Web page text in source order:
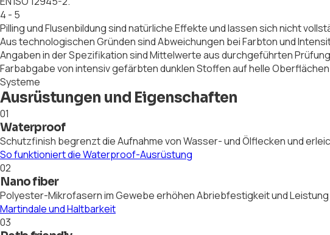
4 - 5
Pilling und Flusenbildung sind natürliche Effekte und lassen sich nicht
Aus technologischen Gründen sind Abweichungen bei Farbton und
Angaben in der Spezifikation sind Mittelwerte aus durchgeführten
Farbabgabe von intensiv gefärbten dunklen Stoffen auf helle
Systeme
Ausrüstungen und Eigenschaften
01
Waterproof
Schutzfinish begrenzt die Aufnahme von Wasser- und Ölflecken und
So funktioniert die Waterproof-Ausrüstung
02
Nano fiber
Polyester-Mikrofasern im Gewebe erhöhen Abriebfestigkeit und
Martindale und Haltbarkeit
03